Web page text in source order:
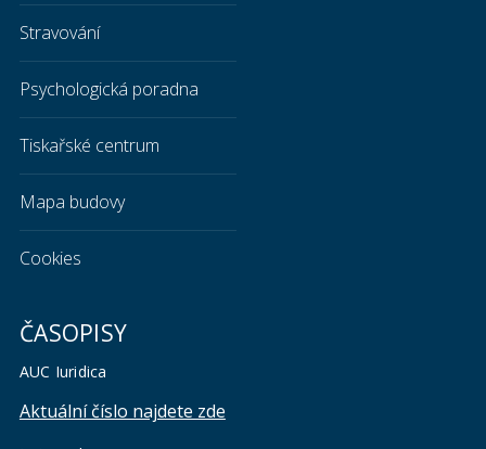
Stravování
Psychologická poradna
Tiskařské centrum
Mapa budovy
Cookies
ČASOPISY
AUC Iuridica
Aktuální číslo najdete zde